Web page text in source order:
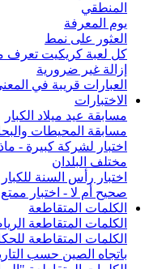
المنطقي
يوم المعرفة
العثور على نمط
كل لعبة كريكيت تعرف
إزالة غير ضرورية
العبارات قريبة في
الاختبارات
مسابقة عيد ميلاد الكبار
مسابقة المحيطات
اختبار لشركة كبيرة -
مختلف البلدان
اختبار رأس السنة
صحيح أم لا - اختبار
الكلمات المتقاطعة
الكلمات المتقاطعة
الكلمات المتقاطعة
باتجاه الصين حسب